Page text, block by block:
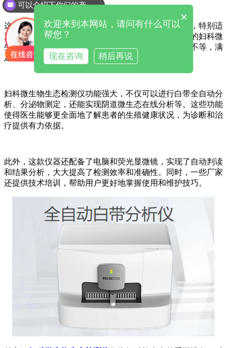
这款仪器采用先进的薄膜过滤法进行微生物限度检查，特别适
用于非无菌产品的检测。在市场上，众多品牌和型号的妇科微
生态检测仪器琳琅满目，价格也从数千元到数十万元不等，满
足了不同医疗机构和个人的需求。
妇科微生物生态检测仪功能强大，不仅可以进行白带全自动分
析、分泌物测定，还能实现阴道微生态在线分析等。这些功能
使得医生能够更全面地了解患者的生殖健康状况，为诊断和治
疗提供有力依据。
此外，这款仪器还配备了电脑和荧光显微镜，实现了自动判读
和结果分析，大大提高了检测效率和准确性。同时，一些厂家
还提供技术培训，帮助用户更好地掌握使用和维护技巧。
可以介绍下你们的产品么
×
欢迎来到本网站，请问有什么可以
帮您？
现在咨询 稍后再说